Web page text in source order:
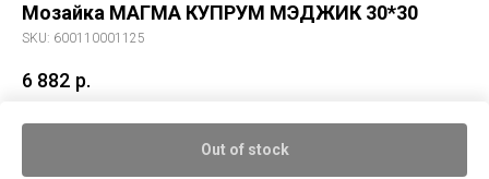
Мозайка МАГМА КУПРУМ МЭДЖИК 30*30
SKU: 600110001125
6 882 р.
Out of stock
Мозайка МАГМА КУПРУМ МЭДЖИК 30*30